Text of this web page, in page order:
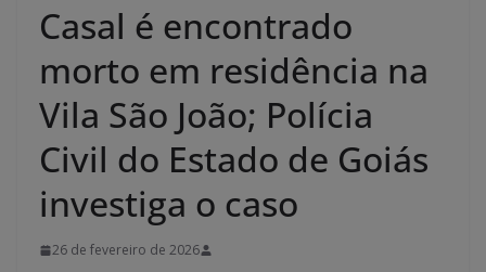
Casal é encontrado
morto em residência na
Vila São João; Polícia
Civil do Estado de Goiás
investiga o caso
26 de fevereiro de 2026